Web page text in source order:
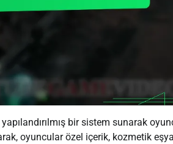
bir sistem sunarak
oyuncular özel içerik, kozmetik